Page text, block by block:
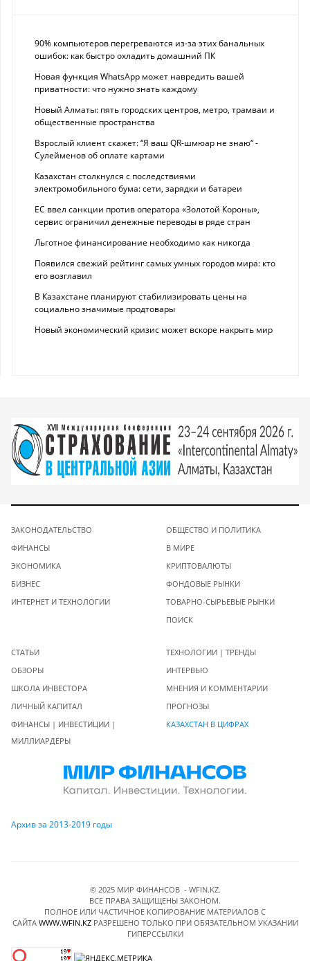
90% компьютеров перегреваются из-за этих банальных
ошибок: как быстро охладить домашний ПК
Новая функция WhatsApp может навредить вашей
приватности: что нужно знать каждому
Новый Алматы: пять городских центров, метро, трамваи и
общественные пространства
Взрослый клиент скажет: “Я ваш QR-шмюар не знаю“ -
Сулейменов об оплате картами
Казахстан столкнулся с последствиями
электромобильного бума: сети, зарядки и батареи
ЕС ввел санкции против оператора «Золотой Короны»,
сервис ограничил денежные переводы в ряде стран
Льготное финансирование необходимо как никогда
Появился свежий рейтинг самых умных городов мира: кто
его возглавил
В Казахстане планируют стабилизировать цены на
социально значимые продтовары
Новый экономический кризис может вскоре накрыть мир
ЗАКОНОДАТЕЛЬСТВО
ФИНАНСЫ
ЭКОНОМИКА
БИЗНЕС
ИНТЕРНЕТ И ТЕХНОЛОГИИ
ОБЩЕСТВО И ПОЛИТИКА
В МИРЕ
КРИПТОВАЛЮТЫ
ФОНДОВЫЕ РЫНКИ
ТОВАРНО-СЫРЬЕВЫЕ РЫНКИ
ПОИСК
СТАТЬИ
ОБЗОРЫ
ШКОЛА ИНВЕСТОРА
ЛИЧНЫЙ КАПИТАЛ
ФИНАНСЫ | ИНВЕСТИЦИИ |
МИЛЛИАРДЕРЫ
ТЕХНОЛОГИИ | ТРЕНДЫ
ИНТЕРВЬЮ
МНЕНИЯ И КОММЕНТАРИИ
ПРОГНОЗЫ
КАЗАХСТАН В ЦИФРАХ
Архив за 2013-2019 годы
© 2025 МИР ФИНАНСОВ - WFIN.KZ.
ВСЕ ПРАВА ЗАЩИЩЕНЫ ЗАКОНОМ.
ПОЛНОЕ ИЛИ ЧАСТИЧНОЕ КОПИРОВАНИЕ МАТЕРИАЛОВ C
САЙТА WWW.WFIN.KZРАЗРЕШЕНО ТОЛЬКО ПРИ ОБЯЗАТЕЛЬНОМ УКАЗАНИИ
ГИПЕРССЫЛКИ